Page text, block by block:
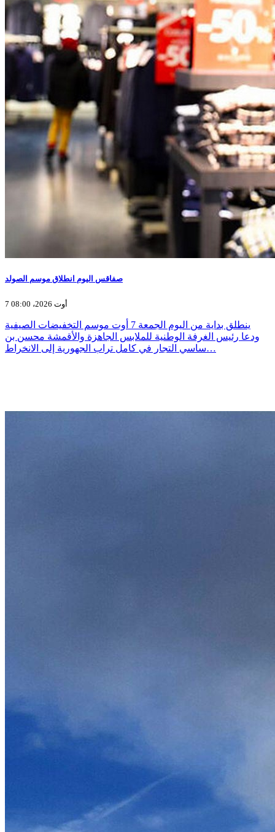
صفاقس اليوم انطلاق موسم الصولد
7 أوت 2026، 08:00
ينطلق بداية من اليوم الجمعة 7 أوت موسم التخفيضات الصيفية
ودعا رئيس الغرفة الوطنية للملابس الجاهزة والأقمشة محسن بن
ساسي التجار في كامل تراب الجهورية إلى الانخراط…